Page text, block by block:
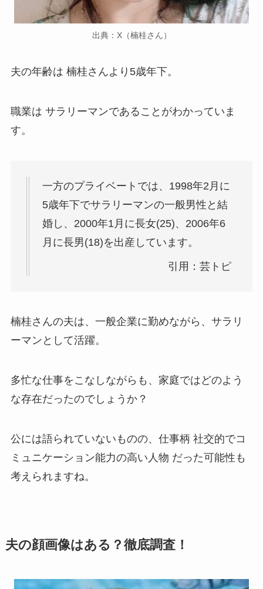
出典：X（楠桂さん）
夫の年齢は 楠桂さんより5歳年下。
職業は サラリーマンであることがわかっていま
す。
一方のプライベートでは、1998年2月に
5歳年下でサラリーマンの一般男性と結
婚し、2000年1月に長女(25)、2006年6
月に長男(18)を出産しています。
引用：芸トピ
楠桂さんの夫は、一般企業に勤めながら、サラリ
ーマンとして活躍。
多忙な仕事をこなしながらも、家庭ではどのよう
な存在だったのでしょうか？
公には語られていないものの、仕事柄 社交的でコ
ミュニケーション能力の高い人物 だった可能性も
考えられますね。
夫の顔画像はある？徹底調査！